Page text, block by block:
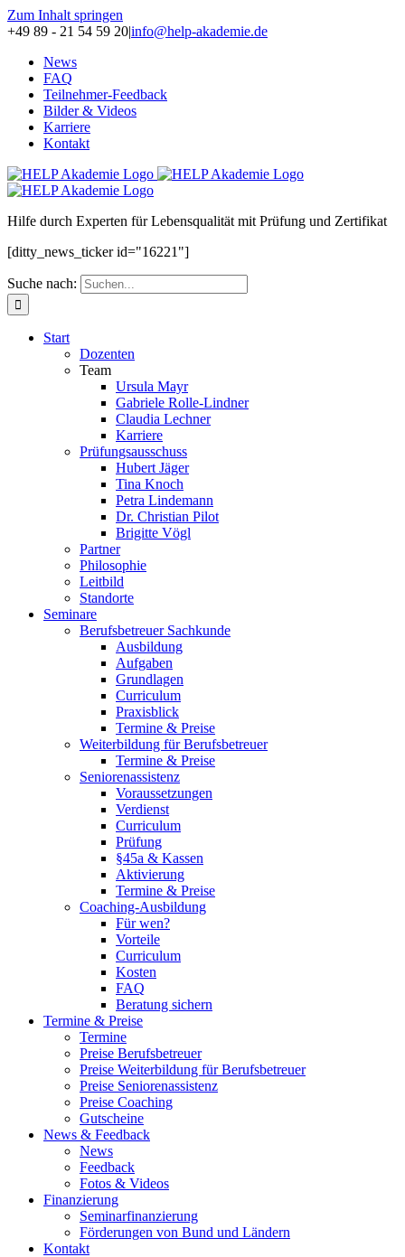
Zum Inhalt springen
+49 89 - 21 54 59 20|info@help-akademie.de
News
FAQ
Teilnehmer-Feedback
Bilder & Videos
Karriere
Kontakt
Hilfe durch Experten fürLebensqualität mit Prüfung und Zertifikat
[ditty_news_ticker id="16221"]
Suche nach:
Start
Dozenten
Team
Ursula Mayr
Gabriele Rolle-Lindner
Claudia Lechner
Karriere
Prüfungsausschuss
Hubert Jäger
Tina Knoch
Petra Lindemann
Dr. Christian Pilot
Brigitte Vögl
Partner
Philosophie
Leitbild
Standorte
Seminare
Berufsbetreuer Sachkunde
Ausbildung
Aufgaben
Grundlagen
Curriculum
Praxisblick
Termine & Preise
Weiterbildung für Berufsbetreuer
Termine & Preise
Seniorenassistenz
Voraussetzungen
Verdienst
Curriculum
Prüfung
§45a & Kassen
Aktivierung
Termine & Preise
Coaching-Ausbildung
Für wen?
Vorteile
Curriculum
Kosten
FAQ
Beratung sichern
Termine & Preise
Termine
Preise Berufsbetreuer
Preise Weiterbildung für Berufsbetreuer
Preise Seniorenassistenz
Preise Coaching
Gutscheine
News & Feedback
News
Feedback
Fotos & Videos
Finanzierung
Seminarfinanzierung
Förderungen von Bund und Ländern
Kontakt